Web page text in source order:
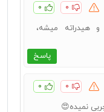
۰ ۰
پاسخ
هیدراته میشه،
۰ ۰
نمیده😍